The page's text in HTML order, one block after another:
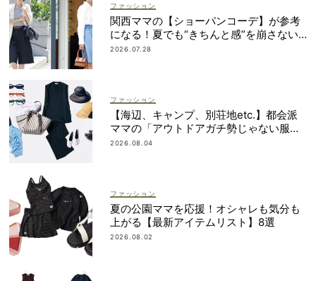
ファッション
関西ママの【ショーパンコーデ】が参考
になる！夏でも“きちんと感”を崩さない
コツに注目
2026.07.28
ファッション
【海辺、キャンプ、別荘地etc.】都会派
ママの「アウトドアガチ勢じゃない服と
小物」集めました！
2026.08.04
ファッション
夏の公園ママを応援！オシャレも気分も
上がる【最新アイテムリスト】8選
2026.08.02